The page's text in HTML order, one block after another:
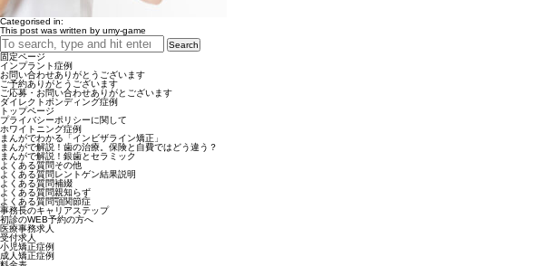
Categorised in:
This post was written by umy-game
Search
固定ページ
インプラント症例
お問い合わせありがとうございます
ご予約ありがとうございます
ご応募・お問い合わせありがとございます
ダイレクトボンディング症例
トップページ
プライバシーポリシーに関して
ホワイトニング症例
まんがでわかる「インビザライン矯正」
まんがで解説！歯の治療。保険と自費ではどう違う？
まんがで解説！銀歯とセラミック
よくある質問その他
よくある質問レントゲン結果説明
よくある質問補綴
よくある質問親知らず
よくある質問顎関節症
事務長のキャリアステップ
初診のWEB予約の方へ
医療事務求人
受付求人
小児矯正症例
成人矯正症例